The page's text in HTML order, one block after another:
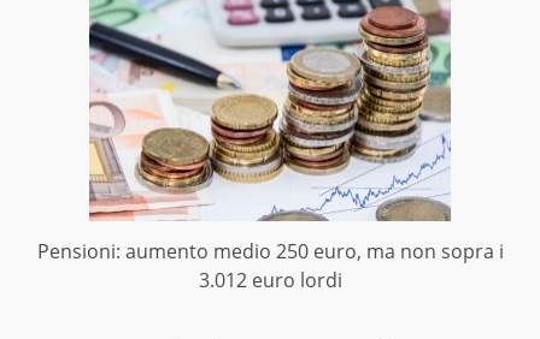
Pensioni: aumento medio 250 euro, ma non sopra i
3.012 euro lordi